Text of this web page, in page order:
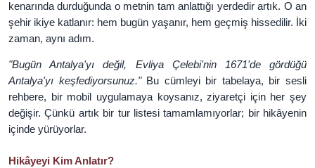
kenarında durduğunda o metnin tam anlattığı yerdedir artık. O an
şehir ikiye katlanır: hem bugün yaşanır, hem geçmiş hissedilir. İki
zaman, aynı adım.
"Bugün Antalya'yı değil, Evliya Çelebi'nin 1671'de gördüğü
Antalya'yı keşfediyorsunuz."Bu cümleyi bir tabelaya, bir sesli
rehbere, bir mobil uygulamaya koysanız, ziyaretçi için her şey
değişir. Çünkü artık bir tur listesi tamamlamıyorlar; bir hikâyenin
içinde yürüyorlar.
Hikâyeyi Kim Anlatır?